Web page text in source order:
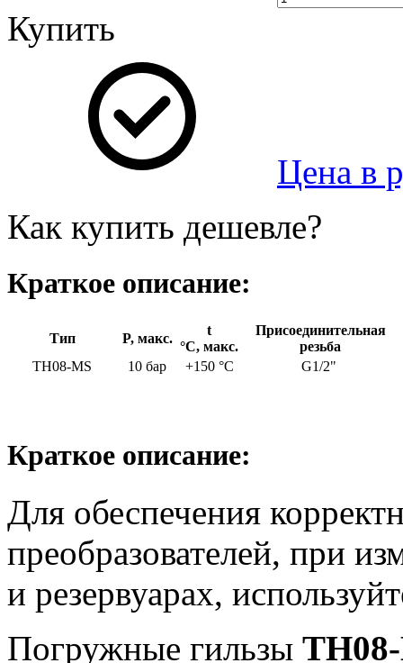
Купить
Цена в
Как купить дешевле?
Краткое описание:
Тип P, макс.
t
°C, макс.
Присоединительная
резьба
TH08-MS
10 бар +150 °C G1/2"
Краткое описание:
Для обеспечения
преобразователей, при
и резервуарах,
Погружные гильзы